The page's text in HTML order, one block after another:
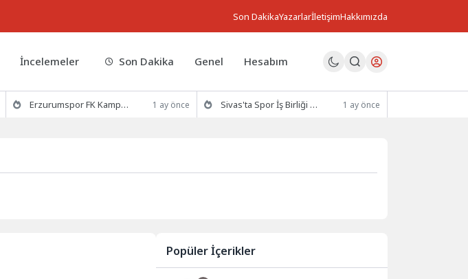
Son DakikaYazarlarİletişimHakkımızda
İncelemeler Son Dakika Genel Hesabım
Erzurumspor FK Kamp Hazırlıklarına Devam Ediyor 1 ay önce Sivas'ta Spor İş Birliği Protokolü İmzalandı 1 ay önce
Popüler İçerikler